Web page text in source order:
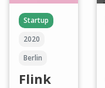
Startup
2020
Berlin
Flink